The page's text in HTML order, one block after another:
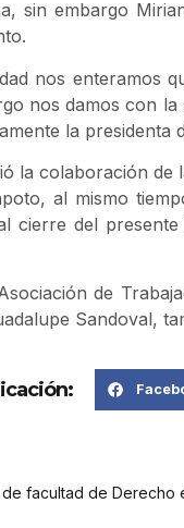
sin embargo
nos enteramos
nos damos con
la presidenta
la colaboración
al mismo
cierre del
de
Sandoval,